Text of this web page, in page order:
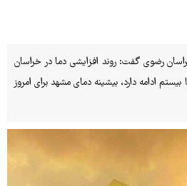
رضوی گفت: روند افزایشی دما در خراسان
ادامه دارد، بیشینه دمای مشهد برای امروز